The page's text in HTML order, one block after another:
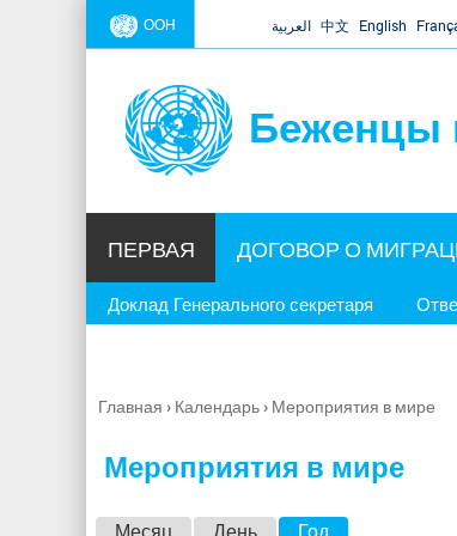
ООН العربية 中文 English
Беженцы
ПЕРВАЯ ДОГОВОР О
Доклад Генерального секретаря
Вы
Главная › Календарь› Мероприятия в мире
Мероприятия в мире